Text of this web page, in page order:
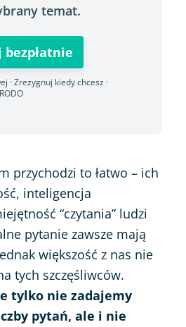
temat.
· Zrezygnuj kiedy chcesz ·
przychodzi to łatwo – ich
inteligencja
“czytania” ludzi
pytanie zawsze mają
większość z nas nie
tych szczęśliwców.
tylko nie zadajemy
pytań, ale i nie